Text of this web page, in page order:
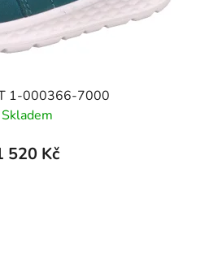
1-000366-7000
Skladem
520 Kč